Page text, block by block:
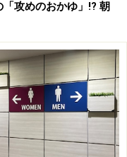
できるリゾートを！と
ズ
ラ群。カービングなど
素晴らしいサンセッ
族連れもOKなラグジ
「攻めのおかゆ」!? 朝